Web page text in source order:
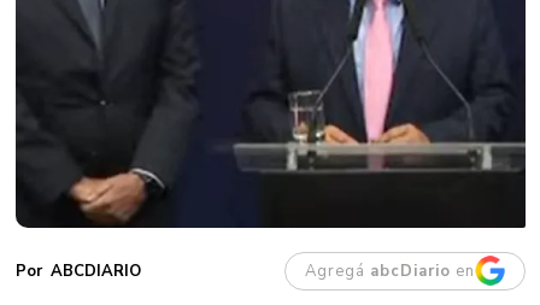
ABCDIARIO Agregá abcDiario en